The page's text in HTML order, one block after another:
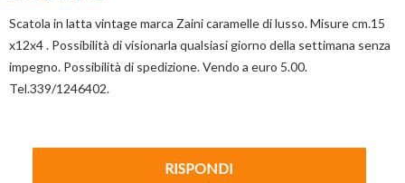
Scatola in latta vintage marca Zaini caramelle di lusso. Misure cm.15
x12x4 . Possibilità di visionarla qualsiasi giorno della settimana senza
impegno. Possibilità di spedizione. Vendo a euro 5.00.
Tel.339/1246402.
RISPONDI